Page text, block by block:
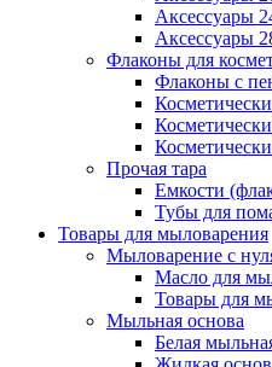
Аксессуары
Аксессуары
Флаконы для
Флаконы с
Прочая тара
Емкости
Тубы для
Товары для мыловарения
Мыловарение с
Масло для
Товары для
Мыльная основа
Белая